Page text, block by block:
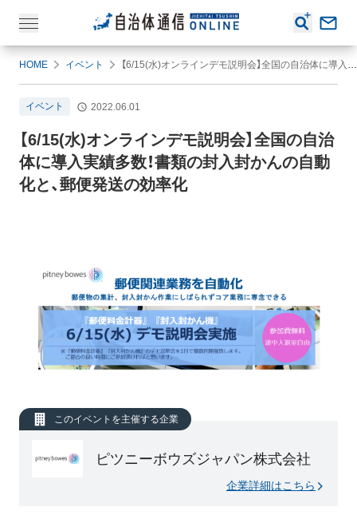
HOME イベント 【6/15(水)オンラインデモ説明会】全国の自治体に導入実績多数！書類の封入封かんの自動化と、郵便発送の効率化
イベント 2022.06.01
【6/15(水)オンラインデモ説明会】全国の自治
体に導入実績多数！書類の封入封かんの自動
化と、郵便発送の効率化
このイベントを主催する企業
ピツニーボウズジャパン株式会社
企業詳細はこちら